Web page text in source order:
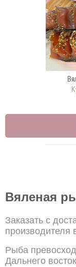
Вяленая
Заказать с
производителя
Рыба
Дальнего